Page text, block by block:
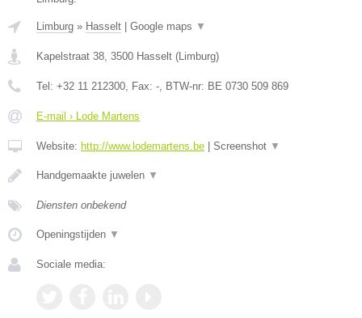
Limburg » Hasselt Google maps ▼
Kapelstraat 38 3500 Hasselt ( Limburg)
Tel: +32 11 212300 , Fax: - , BTW-nr: BE 0730 509 869
E-mail › Lode Martens
Website: http://www.lodemartens.be Screenshot ▼
Handgemaakte juwelen ▼
Diensten onbekend
Openingstijden ▼
Sociale media: